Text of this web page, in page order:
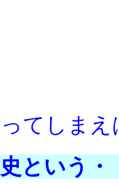
ってしま
という